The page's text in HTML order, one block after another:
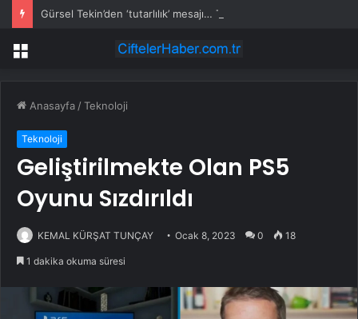
Menü
Anasayfa /Teknoloji
Teknoloji
Geliştirilmekte Olan PS5
Oyunu Sızdırıldı
KEMAL KÜRŞAT TUNÇAY Ocak 8, 2023 0 18
1 dakika okuma süresi